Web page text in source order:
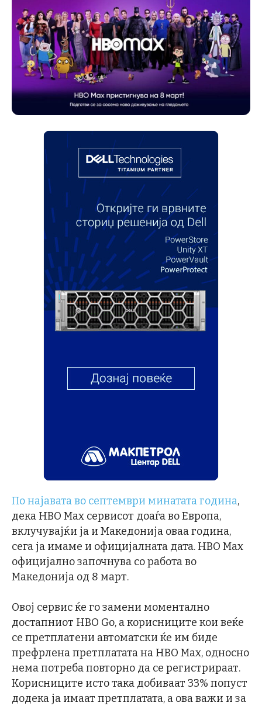
По најавата во септември минатата година,
дека HBO Max сервисот доаѓа во Европа,
вклучувајќи ја и Македонија оваа година,
сега ја имаме и официјалната дата. HBO Max
официјално започнува со работа во
Македонија од 8 март.
Овој сервис ќе го замени моментално
достапниот HBO Go, а корисниците кои веќе
се претплатени автоматски ќе им биде
префрлена претплатата на HBO Max, односно
нема потреба повторно да се регистрираат.
Корисниците исто така добиваат 33% попуст
додека ја имаат претплатата, а ова важи и за